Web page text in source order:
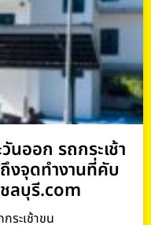
นออก รถกระเช้า
งจุดทำงานที่คับ
ชลบุรี.com
ระเช้าขน